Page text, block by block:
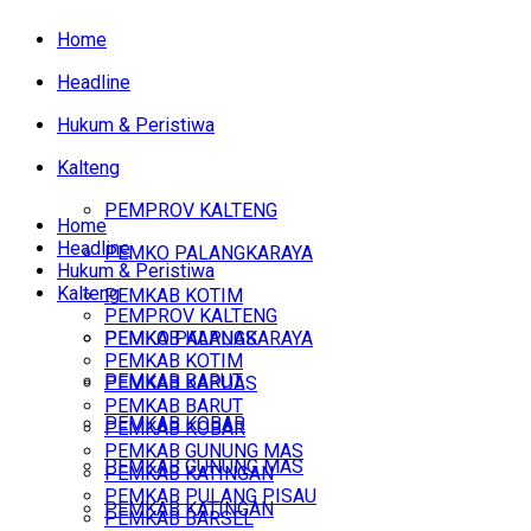
Home
Headline
Hukum & Peristiwa
Kalteng
PEMPROV KALTENG
PEMKO PALANGKARAYA
PEMKAB KOTIM
PEMKAB KAPUAS
PEMKAB BARUT
PEMKAB KOBAR
PEMKAB GUNUNG MAS
PEMKAB KATINGAN
Home
Headline
Hukum & Peristiwa
Kalteng
PEMPROV KALTENG
PEMKO PALANGKARAYA
PEMKAB KOTIM
PEMKAB KAPUAS
PEMKAB BARUT
PEMKAB KOBAR
PEMKAB GUNUNG MAS
PEMKAB KATINGAN
PEMKAB PULANG PISAU
PEMKAB BARSEL